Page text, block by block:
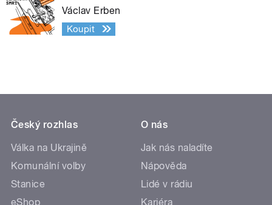
Václav Erben
Koupit
Český rozhlas
Válka na Ukrajině
Komunální volby
Stanice
eShop
O nás
Jak nás naladíte
Nápověda
Lidé v rádiu
Kariéra